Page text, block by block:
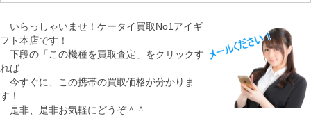
いらっしゃいませ！ケータイ買取No1アイギ
フト本店です！
下段の「この機種を買取査定」をクリックす
れば
今すぐに、この携帯の買取価格が分かりま
す！
是非、是非お気軽にどうぞ＾＾